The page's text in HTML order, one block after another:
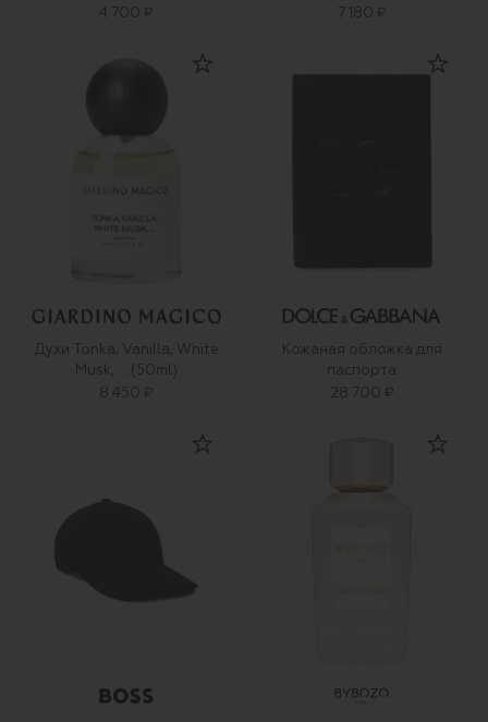
4 700 ₽
7 180 ₽
Духи Tonka, Vanilla, White
Musk, ... (50ml)
8 450 ₽
Кожаная обложка для
паспорта
28 700 ₽